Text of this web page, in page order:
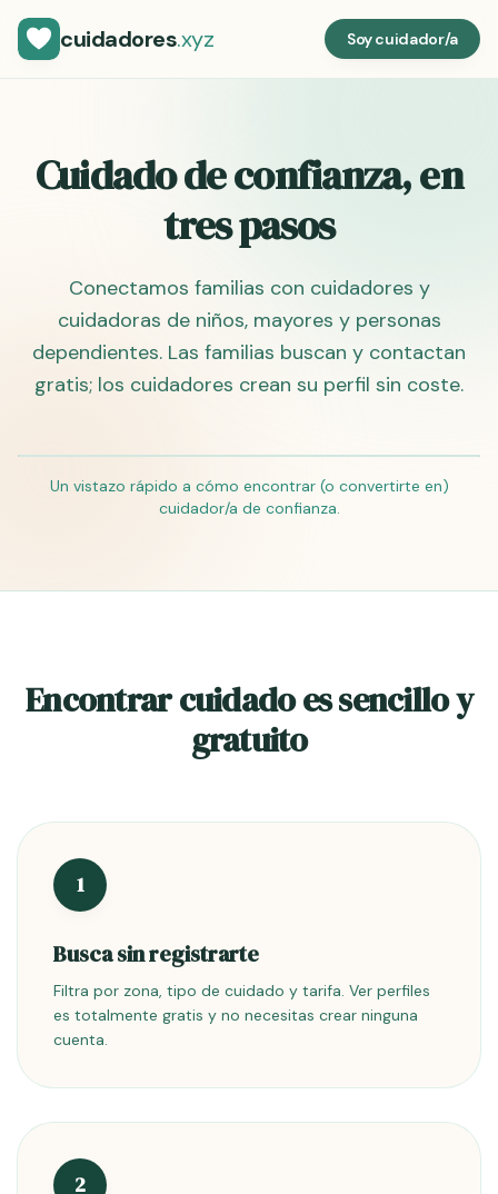
cuidadores.xyz Soy cuidador/a
Cuidado de confianza, en
tres pasos
Conectamos familias con cuidadores y
cuidadoras de niños, mayores y personas
dependientes. Las familias buscan y contactan
gratis; los cuidadores crean su perfil sin coste.
Barcelona
Dependientes
María
★
Destacado
12
€/h
L Lucía R. 10 €/h
A
Gràcia ·
Dependientes
14 €/h
busco a
por las
Un vistazo rápido a cómo encontrar (o convertirte en)
cuidador/a de confianza.
Encontrar cuidado es sencillo y
gratuito
1
Busca sin registrarte
Filtra por zona, tipo de cuidado y tarifa. Ver perfiles
es totalmente gratis y no necesitas crear ninguna
cuenta.
2